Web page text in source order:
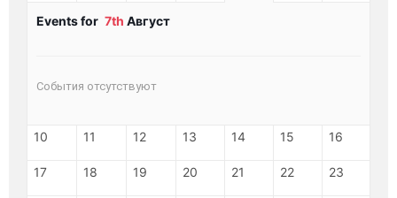
Events for 7th Август
События отсутствуют
10 11 12 13 14 15 16
17 18 19 20 21 22 23